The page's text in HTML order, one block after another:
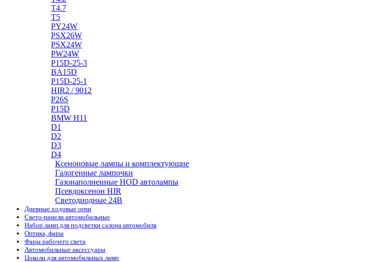
T4.7
T5
PY24W
PSX26W
PSX24W
PW24W
P15D-25-3
BA15D
P15D-25-1
HIR2 / 9012
P26S
P15D
BMW H11
D1
D2
D3
D4
Ксеноновые лампы и комплектующие
Галогенные лампочки
Газонаполненные HOD автолампы
Псевдоксенон HIR
Cветодиодные 24B
Дневные ходовые огни
Свето-панели автомобильные
Набор ламп для подсветки салона автомобиля
Оптика, фары
Фары рабочего света
Автомобильные аксессуары
Цоколи для автомобильных ламп